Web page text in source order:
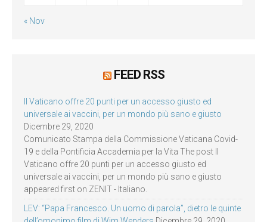
« Nov
FEED RSS
Il Vaticano offre 20 punti per un accesso giusto ed
universale ai vaccini, per un mondo più sano e giusto
Dicembre 29, 2020
Comunicato Stampa della Commissione Vaticana Covid-
19 e della Pontificia Accademia per la Vita The post Il
Vaticano offre 20 punti per un accesso giusto ed
universale ai vaccini, per un mondo più sano e giusto
appeared first on ZENIT - Italiano.
LEV: “Papa Francesco. Un uomo di parola”, dietro le quinte